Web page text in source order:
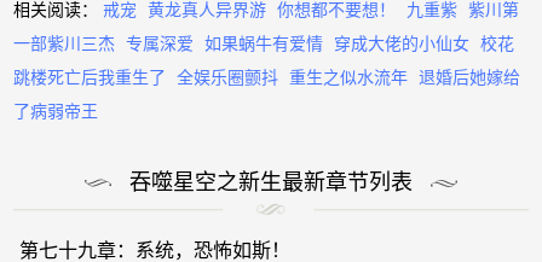
相关阅读： 戒宠 黄龙真人异界游 你想都不要想！ 九重紫
紫川第
一部紫川三杰
专属深爱 如果蜗牛有爱情 穿成大佬的小仙女
校花
跳楼死亡后我重生了
全娱乐圈颤抖 重生之似水流年
退婚后她嫁给
了病弱帝王
吞噬星空之新生最新章节列表
第七十九章：系统，恐怖如斯！